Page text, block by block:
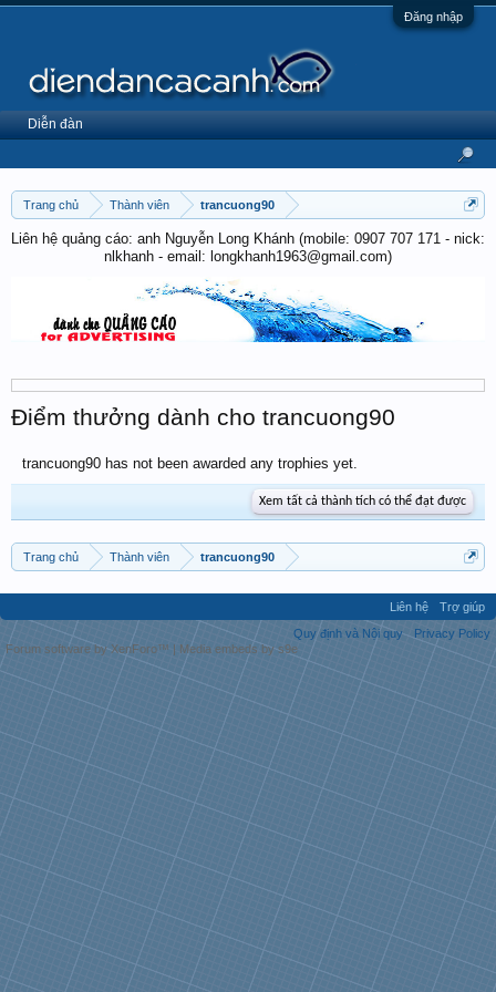
Đăng nhập
Trang chủ Thành viên trancuong90
Liên hệ quảng cáo: anh Nguyễn Long Khánh (mobile: 0907 707 171 - nick:
nlkhanh - email: longkhanh1963@gmail.com)
Điểm thưởng dành cho trancuong90
trancuong90 has not been awarded any trophies yet.
Xem tất cả thành tích có thể đạt được
Trang chủ Thành viên trancuong90
Diễn đàn
Liên hệ
Trợ giúp
Quy định và Nội quy
Privacy Policy
Forum software by XenForo™ | Media embeds by s9e